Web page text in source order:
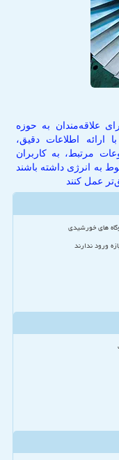
علاقه‌مندان به حوزه
ارائه اطلاعات دقیق،
مرتبط، به کاربران
به انرژی داشته باشند
عمل کنند
های خورشیدی
ورود ندارند